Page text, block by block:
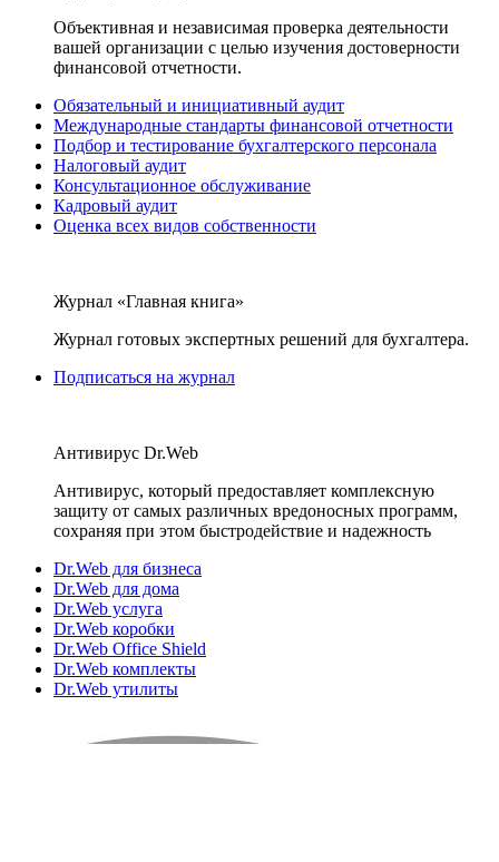
Объективная и независимая проверка деятельности
вашей организации с целью изучения достоверности
финансовой отчетности.
Обязательный и инициативный аудит
Международные стандарты финансовой отчетности
Подбор и тестирование бухгалтерского персонала
Налоговый аудит
Консультационное обслуживание
Кадровый аудит
Оценка всех видов собственности
Журнал «Главная книга»
Журнал готовых экспертных решений для бухгалтера.
Подписаться на журнал
Антивирус Dr.Web
Антивирус, который предоставляет комплексную
защиту от самых различных вредоносных программ,
сохраняя при этом быстродействие и надежность
Dr.Web для бизнеса
Dr.Web для дома
Dr.Web услуга
Dr.Web коробки
Dr.Web Office Shield
Dr.Web комплекты
Dr.Web утилиты